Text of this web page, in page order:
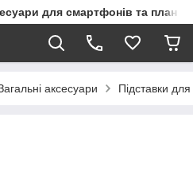
для смартфонів та
аксесуари Підставки